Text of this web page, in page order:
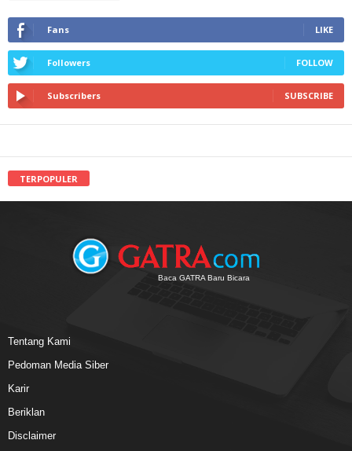
Fans LIKE
Followers FOLLOW
Subscribers SUBSCRIBE
TERPOPULER
Baca GATRA Baru Bicara
Tentang Kami
Pedoman Media Siber
Karir
Beriklan
Disclaimer